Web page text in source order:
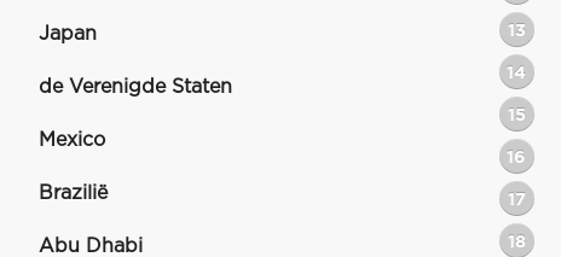
Japan
de Verenigde Staten
Mexico
Brazilië
Abu Dhabi
13
14
15
16
17
18